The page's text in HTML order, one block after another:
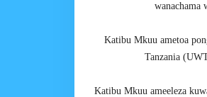
wanachama
Katibu Mkuu ametoa
Tanzania
Katibu Mkuu ameeleza